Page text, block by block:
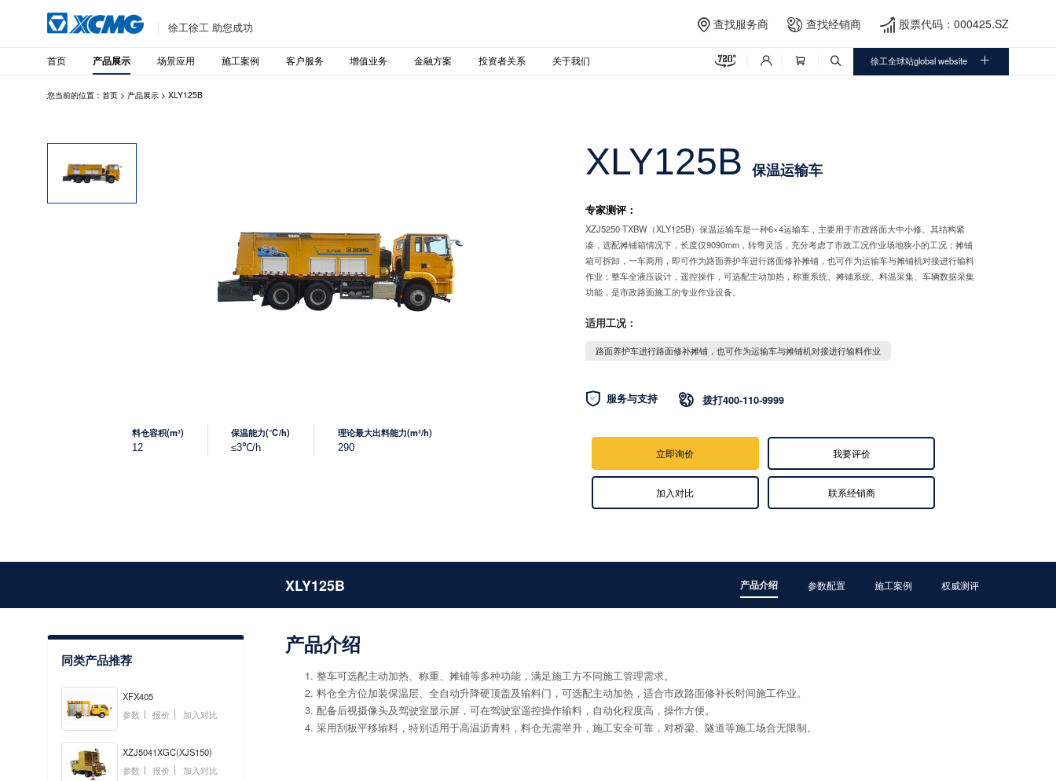
徐工徐工 助您成功  查找服务商  查找经销商  股票代码：000425.SZ
首页 产品展示 场景应用 施工案例 客户服务 增值业务 金融方案 投资者关系 关于我们     徐工全球站global website 
您当前的位置：首页 > 产品展示 >XLY125B
料仓容积(m³)
12
保温能力(℃/h)
≤3℃/h
理论最大出料能力(m³/h)
290
XLY125B 保温运输车
专家测评：
XZJ5250 TXBW（XLY125B）保温运输车是一种6×4运输车，主要用于市政路面大中小修。其结构紧
凑，选配摊铺箱情况下，长度仅9090mm，转弯灵活，充分考虑了市政工况作业场地狭小的工况；摊铺
箱可拆卸，一车两用，即可作为路面养护车进行路面修补摊铺，也可作为运输车与摊铺机对接进行输料
作业；整车全液压设计，遥控操作，可选配主动加热，称重系统、摊铺系统、料温采集、车辆数据采集
功能，是市政路面施工的专业作业设备。
适用工况：
路面养护车进行路面修补摊铺，也可作为运输车与摊铺机对接进行输料作业
 服务与支持  拨打400-110-9999
立即询价 我要评价
加入对比 联系经销商
XLY125B 产品介绍 参数配置 施工案例 权威测评
同类产品推荐
XFX405
参数
报价 加入对比
XZJ5041XGC(XJS150)
参数
报价 加入对比
产品介绍
整车可选配主动加热、称重、摊铺等多种功能，满足施工方不同施工管理需求。
料仓全方位加装保温层、全自动升降硬顶盖及输料门，可选配主动加热，适合市政路面修补长时间施工作业。
配备后视摄像头及驾驶室显示屏，可在驾驶室遥控操作输料，自动化程度高，操作方便。
采用刮板平移输料，特别适用于高温沥青料，料仓无需举升，施工安全可靠，对桥梁、隧道等施工场合无限制。